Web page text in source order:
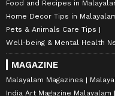
Food and Recipes in
Home Decor Tips in
Pets & Animals Care Tips
Well-being & Mental Health
MAGAZINE
Malayalam Magazines
India Art Magazine Malayalam